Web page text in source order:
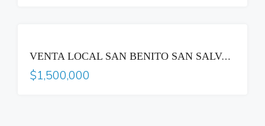
VENTA LOCAL SAN BENITO SAN SALVADOR
$1,500,000